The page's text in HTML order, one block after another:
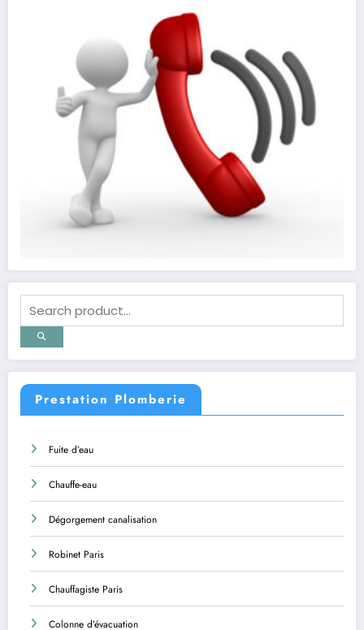
Prestation Plomberie
Fuite d’eau
Chauffe-eau
Dégorgement canalisation
Robinet Paris
Chauffagiste Paris
Colonne d’évacuation